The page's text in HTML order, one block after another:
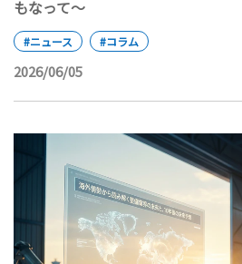
もなって～
#ニュース #コラム
2026/06/05